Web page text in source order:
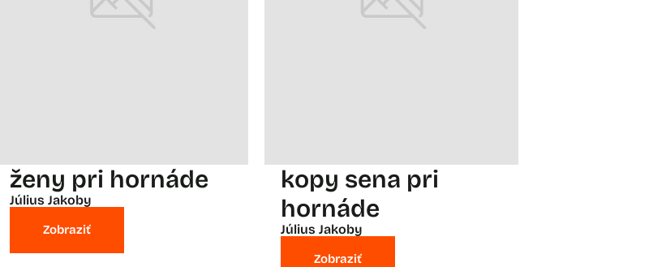
ženy pri hornáde
Július Jakoby
Zobraziť
kopy sena pri
hornáde
Július Jakoby
Zobraziť